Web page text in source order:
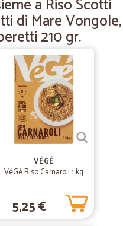
a Riso Scotti
di Mare Vongole,
210 gr.
VÉGÉ
VéGé Riso Carnaroli 1 kg
5,25 €